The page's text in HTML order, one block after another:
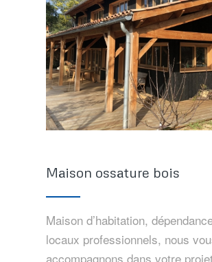
Maison ossature bois
Maison d’habitation,
locaux professionnels, nous
accompagnons dans votre